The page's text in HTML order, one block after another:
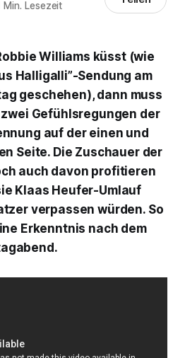
Min. Lesezeit
Williams küsst (wie
Halligalli”-Sendung am
geschehen), dann muss
zwei Gefühlsregungen der
auf der einen und
Seite. Die Zuschauer der
auch davon profitieren
Klaas Heufer-Umlauf
verpassen würden. So
Erkenntnis nach dem